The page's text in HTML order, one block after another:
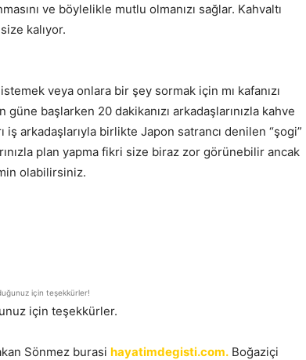
ve böylelikle mutlu olmanızı sağlar. Kahvaltı
kalıyor.
veya onlara bir şey sormak için mı kafanızı
başlarken 20 dakikanızı arkadaşlarınızla kahve
iş arkadaşlarıyla birlikte Japon satrancı denilen “şogi”
plan yapma fikri size biraz zor görünebilir ancak
olabilirsiniz.
için teşekkürler!
için teşekkürler.
Sönmez burasi hayatimdegisti.com. Boğaziçi